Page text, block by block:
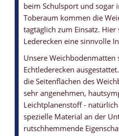
WEICHBODENMATTE MIT
... zum zusätzlichen Schutz
WEICHBODENMATTE MIT
... garantiert eine gute
WEICHBODENMATTE MIT
... leistet ihre Dienste über viele
WEICHBODENMATTE MIT
... und Lüftungssystem
WEICHBODENMATTEN-KERN
... aus Polyurethan / Schaumstoff
beim Schulsport und sogar
Toberaum kommen die
tagtäglich zum Einsatz.
Lederecken eine sinnvolle
Unsere
Echtlederecken
die Seitenflächen des
sehr angenehmen,
Leichtplanenstoff -
spezielle Material an der
rutschhemmende